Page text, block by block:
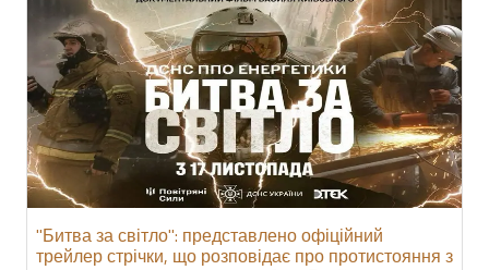
"Битва за світло": представлено офіційний
трейлер стрічки, що розповідає про протистояння з